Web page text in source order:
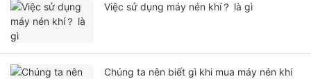
Việc sử dụng máy nén khí？ là gì
Chúng ta nên biết gì khi mua máy nén khí